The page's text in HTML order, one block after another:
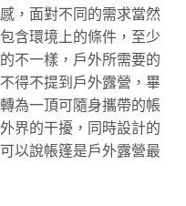
，面對不同的需求當然
含環境上的條件，至少
不一樣，戶外所需要的
得不提到戶外露營，畢
為一頂可隨身攜帶的帳
界的干擾，同時設計的
以說帳篷是戶外露營最